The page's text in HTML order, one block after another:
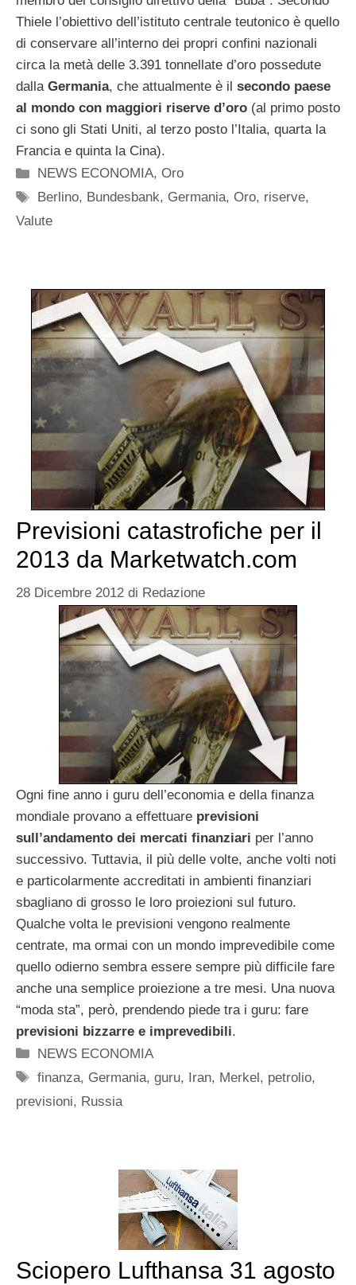
Thiele l’obiettivo dell’istituto centrale teutonico è quello
di conservare all’interno dei propri confini nazionali
circa la metà delle 3.391 tonnellate d’oro possedute
dalla Germania, che attualmente è il secondo paese
al mondo con maggiori riserve d’oro (al primo posto
ci sono gli Stati Uniti, al terzo posto l’Italia, quarta la
Francia e quinta la Cina).
Categorie
NEWS ECONOMIA,Oro
Tag
Berlino, Bundesbank, Germania,Oro, riserve,
Valute
Previsioni catastrofiche per il
2013 da Marketwatch.com
28 Dicembre 2012 di Redazione
Ogni fine anno i guru dell’economia e della finanza
mondiale provano a effettuare previsioni
sull’andamento dei mercati finanziari per l’anno
successivo. Tuttavia, il più delle volte, anche volti noti
e particolarmente accreditati in ambienti finanziari
sbagliano di grosso le loro proiezioni sul futuro.
Qualche volta le previsioni vengono realmente
centrate, ma ormai con un mondo imprevedibile come
quello odierno sembra essere sempre più difficile fare
anche una semplice proiezione a tre mesi. Una nuova
“moda sta”, però, prendendo piede tra i guru: fare
previsioni bizzarre e imprevedibili.
Categorie
NEWS ECONOMIA
Tag
finanza, Germania,guru, Iran, Merkel , petrolio,
previsioni, Russia
Sciopero Lufthansa 31 agosto